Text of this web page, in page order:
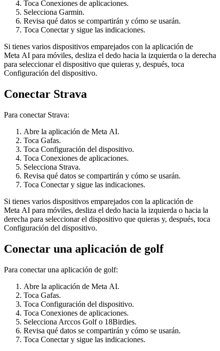
Toca Conexiones de aplicaciones.
Selecciona Garmin.
Revisa qué datos se compartirán y cómo se usarán.
Toca Conectary sigue las indicaciones.
Si tienes varios dispositivos emparejados con la aplicación de
Meta AI para móviles, desliza el dedo hacia la izquierda o la derecha
para seleccionar el dispositivo que quieras y, después, toca
Configuración del dispositivo.
Conectar Strava
Para conectar Strava:
Abre la aplicación de Meta AI.
Toca Gafas.
Toca Configuración del dispositivo.
Toca Conexiones de aplicaciones.
Selecciona Strava.
Revisa qué datos se compartirán y cómo se usarán.
Toca Conectary sigue las indicaciones.
Si tienes varios dispositivos emparejados con la aplicación de
Meta AI para móviles, desliza el dedo hacia la izquierda o hacia la
derecha para seleccionar el dispositivo que quieras y, después, toca
Configuración del dispositivo.
Conectar una aplicación de golf
Para conectar una aplicación de golf:
Abre la aplicación de Meta AI.
Toca Gafas.
Toca Configuración del dispositivo.
Toca Conexiones de aplicaciones.
Selecciona Arccos Golfo 18Birdies.
Revisa qué datos se compartirán y cómo se usarán.
Toca Conectary sigue las indicaciones.